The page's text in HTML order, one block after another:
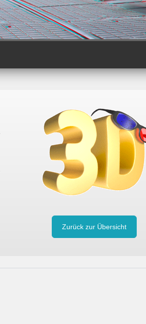
Zurück zur Übersicht